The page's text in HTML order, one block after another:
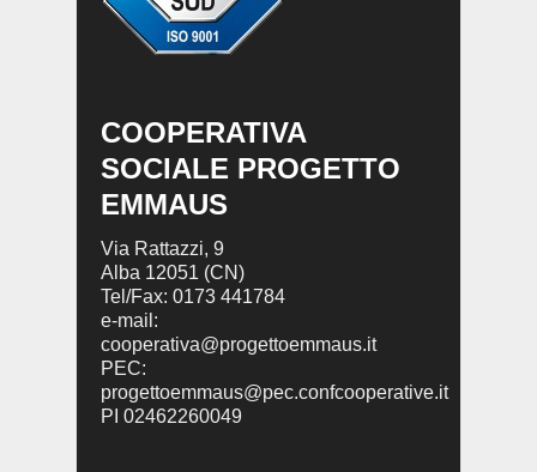
COOPERATIVA
SOCIALE PROGETTO
EMMAUS
Via Rattazzi, 9
Alba 12051 (CN)
Tel/Fax: 0173 441784
e-mail:
cooperativa@progettoemmaus.it
PEC:
progettoemmaus@pec.confcooperative.it
PI 02462260049